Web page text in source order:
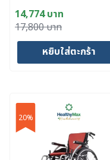
17,800บาท
Original
price
14,774บาท
Current
price
หยิบใส่ตะกร้า
20%